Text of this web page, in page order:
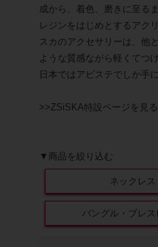
成から、着色、磨きに至る
レジンをはじめとするアク
スカのアクセサリーは、他
ような質感ながら軽くてつ
日本ではアビステでしか手
>>ZSiSKA特設ページを見る
▼商品を絞り込む
ネックレス
バングル・ブレス